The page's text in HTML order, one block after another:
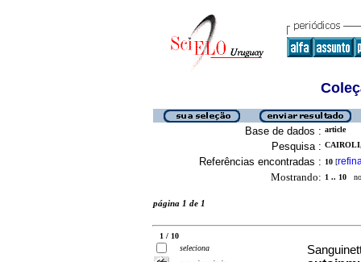
Base de dados : article
Pesquisa :
Referências encontradas : 10 [
Mostrando: 1 .. 10
página 1 de 1
1 / 10
seleciona